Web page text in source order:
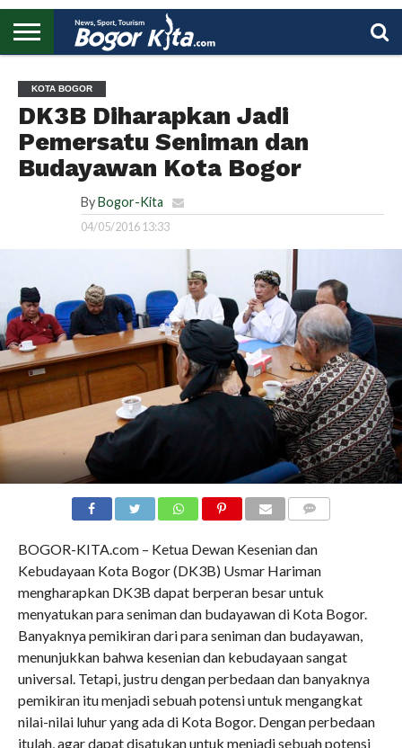
UTAMA
KOTA BOGOR
DK3B Diharapkan Jadi
Pemersatu Seniman dan
Budayawan Kota Bogor
By Bogor-Kita
04/05/2016 13:33
BOGOR-KITA.com – Ketua Dewan Kesenian dan
Kebudayaan Kota Bogor (DK3B) Usmar Hariman
mengharapkan DK3B dapat berperan besar untuk
menyatukan para seniman dan budayawan di Kota Bogor.
Banyaknya pemikiran dari para seniman dan budayawan,
menunjukkan bahwa kesenian dan kebudayaan sangat
universal. Tetapi, justru dengan perbedaan dan banyaknya
pemikiran itu menjadi sebuah potensi untuk mengangkat
nilai-nilai luhur yang ada di Kota Bogor. Dengan perbedaan
itulah, agar dapat disatukan untuk menjadi sebuah potensi